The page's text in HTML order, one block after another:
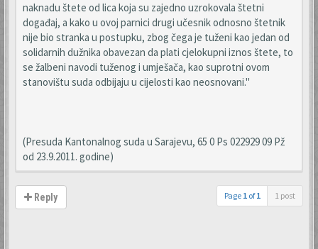
naknadu štete od lica koja su zajedno uzrokovala štetni
događaj, a kako u ovoj parnici drugi učesnik odnosno štetnik
nije bio stranka u postupku, zbog čega je tuženi kao jedan od
solidarnih dužnika obavezan da plati cjelokupni iznos štete, to
se žalbeni navodi tuženog i umješača, kao suprotni ovom
stanovištu suda odbijaju u cijelosti kao neosnovani."
(Presuda Kantonalnog suda u Sarajevu, 65 0 Ps 022929 09 Pž
od 23.9.2011. godine)
Reply Page 1 of1 1 post